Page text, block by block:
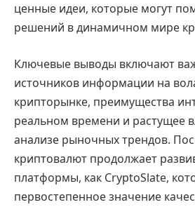
ценные идеи, которые могут
решений в динамичном мире
Ключевые выводы включают
источников информации на
крипторынке, преимущества
реальном времени и растущее
анализе рыночных трендов.
криптовалют продолжает
платформы, как CryptoSlate,
первостепенное значение